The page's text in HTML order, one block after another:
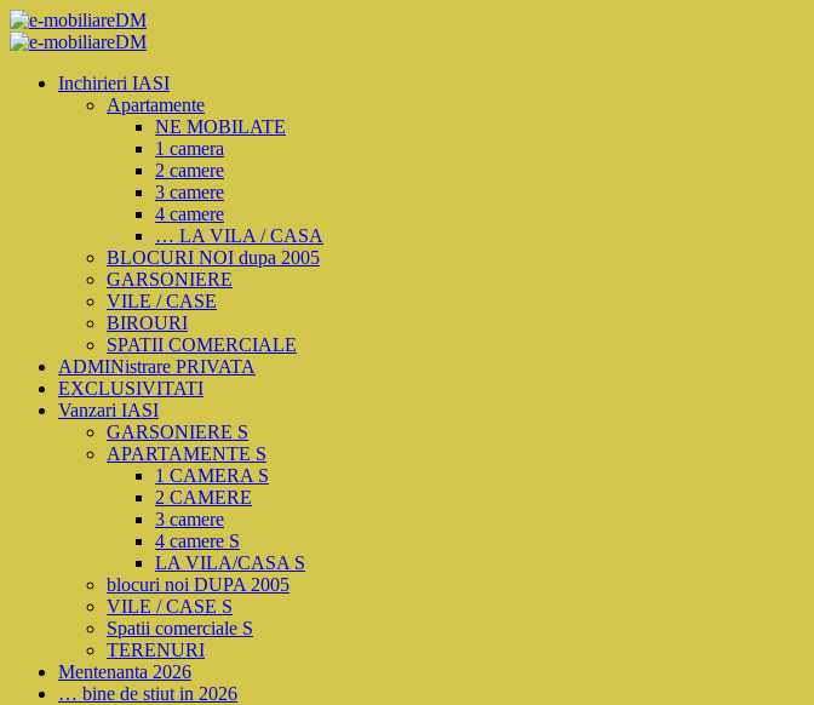
Inchirieri IASI
Apartamente
NE MOBILATE
1 camera
2 camere
3 camere
4 camere
… LA VILA / CASA
BLOCURI NOI dupa 2005
GARSONIERE
VILE / CASE
BIROURI
SPATII COMERCIALE
ADMINistrare PRIVATA
EXCLUSIVITATI
Vanzari IASI
GARSONIERE S
APARTAMENTE S
1 CAMERA S
2 CAMERE
3 camere
4 camere S
LA VILA/CASA S
blocuri noi DUPA 2005
VILE / CASE S
Spatii comerciale S
TERENURI
Mentenanta 2026
… bine de stiut in 2026